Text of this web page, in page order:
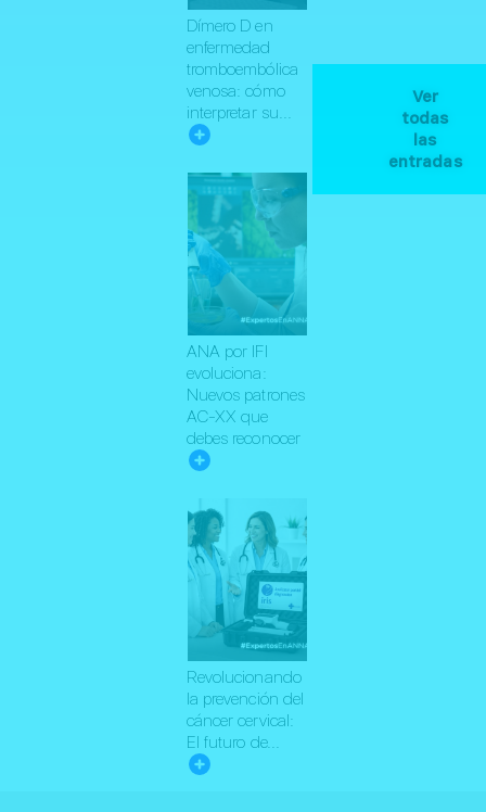
Dímero D en
enfermedad
tromboembólica
venosa: cómo
interpretar su...
ANA por IFI
evoluciona:
Nuevos patrones
AC-XX que
debes reconocer
Revolucionando
la prevención del
cáncer cervical:
El futuro de...
Ver
todas
las
entradas